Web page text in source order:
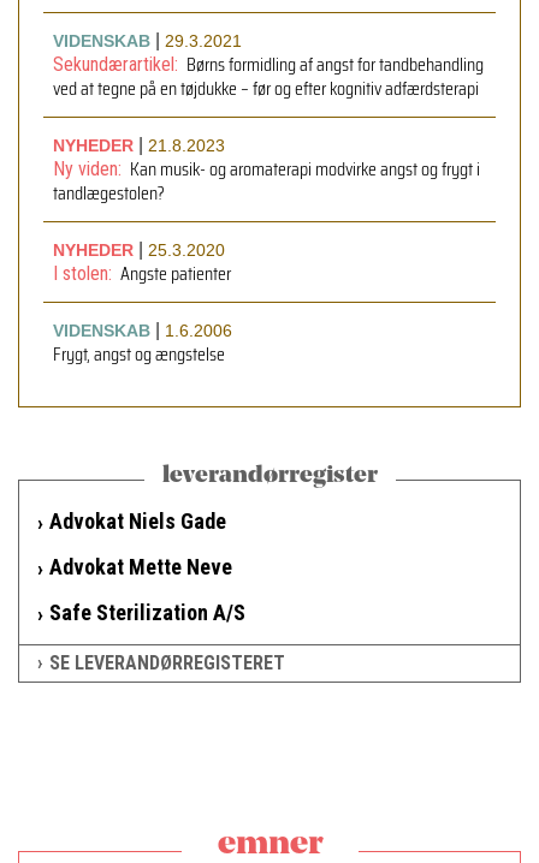
VIDENSKAB 29.3.2021
Sekundærartikel: Børns formidling af angst for tandbehandling
ved at tegne på en tøjdukke – før og efter kognitiv adfærdsterapi
NYHEDER 21.8.2023
Ny viden: Kan musik- og aromaterapi modvirke angst og frygt i
tandlægestolen?
NYHEDER 25.3.2020
I stolen: Angste patienter
VIDENSKAB 1.6.2006
Frygt, angst og ængstelse
leverandørregister
Advokat Niels Gade
Advokat Mette Neve
Safe Sterilization A/S
SE LEVERANDØRREGISTERET
emner